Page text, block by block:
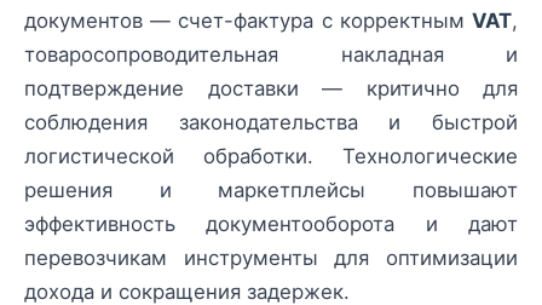
документов — счет-фактура с корректным VAT,
товаросопроводительная накладная и
подтверждение доставки — критично для
соблюдения законодательства и быстрой
логистической обработки. Технологические
решения и маркетплейсы повышают
эффективность документооборота и дают
перевозчикам инструменты для оптимизации
дохода и сокращения задержек.